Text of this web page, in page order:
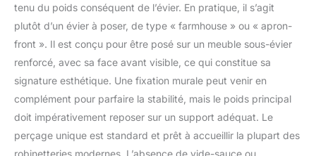
tenu du poids conséquent de l’évier. En pratique, il s’agit
plutôt d’un évier à poser, de type « farmhouse » ou « apron-
front ». Il est conçu pour être posé sur un meuble sous-évier
renforcé, avec sa face avant visible, ce qui constitue sa
signature esthétique. Une fixation murale peut venir en
complément pour parfaire la stabilité, mais le poids principal
doit impérativement reposer sur un support adéquat. Le
perçage unique est standard et prêt à accueillir la plupart des
robinetteries modernes. L’absence de vide-sauce ou